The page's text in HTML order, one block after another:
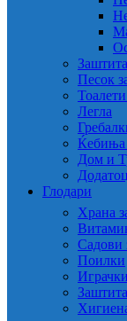
Песок
Легла
Дом и
Глодари
Храна
Садови
Поилки
Играчки
Заштита